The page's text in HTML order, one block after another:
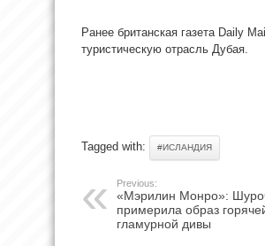
Ранее британская газета Daily
туристическую отрасль Дубая.
Tagged with: #ИСЛАНДИЯ
Previous:
«Мэрилин Монро»:
примерила образ
гламурной дивы